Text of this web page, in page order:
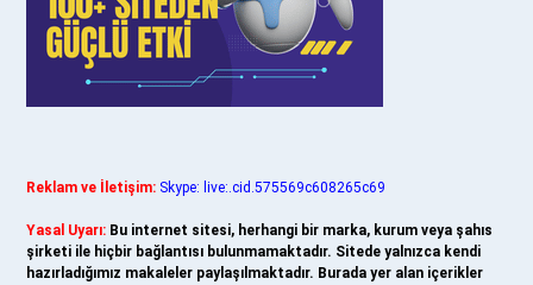
Reklam ve İletişim: Skype: live:.cid.575569c608265c69
Yasal Uyarı: Bu internet sitesi, herhangi bir marka, kurum veya şahıs
şirketi ile hiçbir bağlantısı bulunmamaktadır. Sitede yalnızca kendi
hazırladığımız makaleler paylaşılmaktadır. Burada yer alan içerikler